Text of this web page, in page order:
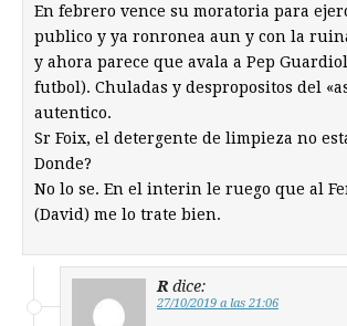
En febrero vence su moratoria para
publico y ya ronronea aun y con la
y ahora parece que avala a Pep
futbol). Chuladas y despropositos del
autentico.
Sr Foix, el detergente de limpieza no
Donde?
No lo se. En el interin le ruego que al
(David) me lo trate bien.
R dice:
27/10/2019 a las 21:06